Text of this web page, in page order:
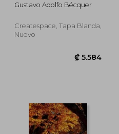
Gustavo Adolfo Bécquer
Createspace, Tapa Blanda,
Nuevo